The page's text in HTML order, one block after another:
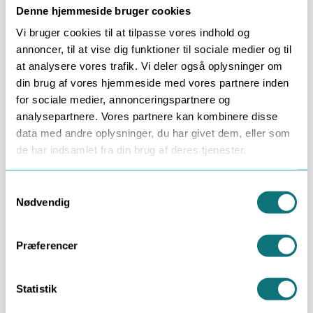
Denne hjemmeside bruger cookies
Vi bruger cookies til at tilpasse vores indhold og
annoncer, til at vise dig funktioner til sociale medier og til
at analysere vores trafik. Vi deler også oplysninger om
din brug af vores hjemmeside med vores partnere inden
for sociale medier, annonceringspartnere og
analysepartnere. Vores partnere kan kombinere disse
data med andre oplysninger, du har givet dem, eller som
de har indsamlet fra din brug af deres tjenester.
Selection
Nødvendig
Præferencer
Statistik
målrettet behandlingogkort rådgivning om
du se vores samlede overblik over skægkræ
bekæmpelse i Jylland (privat).
Bestil tid
Ring 81 61 63 55
weekenden?